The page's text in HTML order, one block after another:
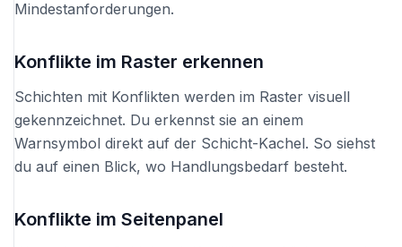
Mindestanforderungen.
Konflikte im Raster erkennen
Schichten mit Konflikten werden im Raster visuell
gekennzeichnet. Du erkennst sie an einem
Warnsymbol direkt auf der Schicht-Kachel. So siehst
du auf einen Blick, wo Handlungsbedarf besteht.
Konflikte im Seitenpanel